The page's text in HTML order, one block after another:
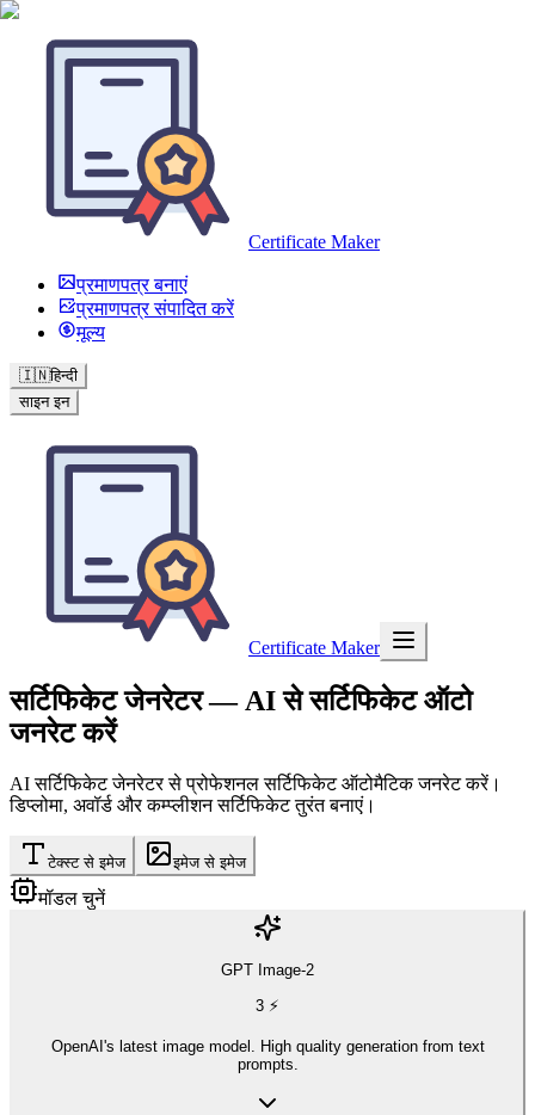
Certificate Maker
प्रमाणपत्र बनाएं
प्रमाणपत्र संपादित करें
मूल्य
🇮🇳हिन्दी
साइन इन
Certificate Maker
सर्टिफिकेट जेनरेटर— AI से सर्टिफिकेट ऑटो
जनरेट करें
AI सर्टिफिकेट जेनरेटर से प्रोफेशनल सर्टिफिकेट ऑटोमैटिक जनरेट करें।
डिप्लोमा, अवॉर्ड और कम्प्लीशन सर्टिफिकेट तुरंत बनाएं।
टेक्स्ट से इमेज इमेज से इमेज
मॉडल चुनें
GPT Image-2
3 ⚡
OpenAI's latest image model. High quality generation from text
prompts.